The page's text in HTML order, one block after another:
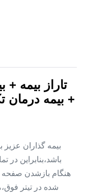
تاراز بیمه +
+ بیمه درمان
بیمه گذاران عزیز
باشد،بنابراین در
هنگام بازشدن صفحه
شده در تیتر